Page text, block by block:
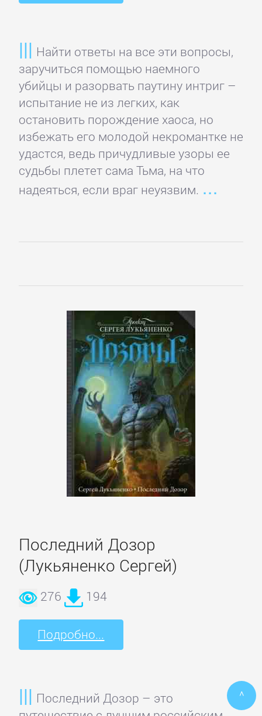
Найти ответы на все эти вопросы,
заручиться помощью наемного
убийцы и разорвать паутину интриг –
испытание не из легких, как
остановить порождение хаоса, но
избежать его молодой некромантке не
удастся, ведь причудливые узоры ее
судьбы плетет сама Тьма, на что
надеяться, если враг неуязвим.
Последний Дозор
(Лукьяненко Сергей)
276 194
Подробно...
Последний Дозор – это
Физика
Философия
Юриспруденция,
право
Языкознание
ПОВЕСТИ
Рассказы
ПОЭЗИЯ
Драматургия
Зарубежная
драматургия
Зарубежные
Поэзия
^